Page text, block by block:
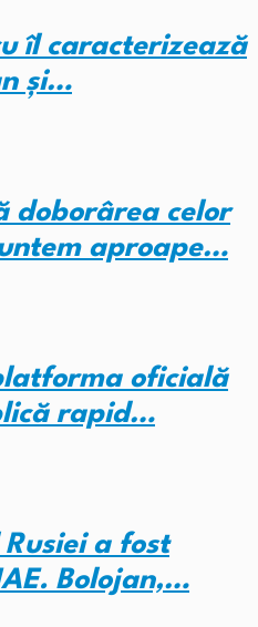
îl caracterizează
și…
doborârea celor
aproape…
oficială
rapid…
a fost
Bolojan,…